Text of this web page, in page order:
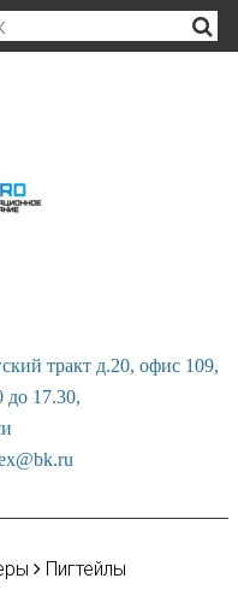
тракт д.20, офис 109,
17.30,
Пигтейлы